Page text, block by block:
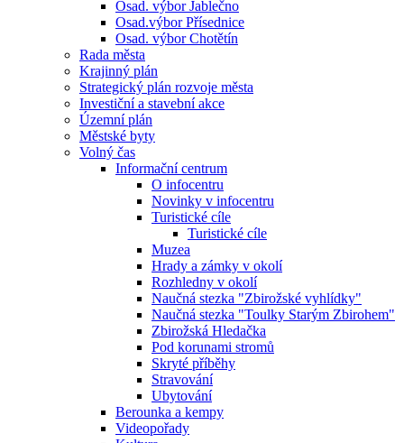
Osad. výbor Jablečno
Osad.výbor Přísednice
Osad. výbor Chotětín
Rada města
Krajinný plán
Strategický plán rozvoje města
Investiční a stavební akce
Územní plán
Městské byty
Volný čas
Informační centrum
O infocentru
Novinky v infocentru
Turistické cíle
Turistické cíle
Muzea
Hrady a zámky v okolí
Rozhledny v okolí
Naučná stezka "Zbirožské vyhlídky"
Naučná stezka "Toulky Starým Zbirohem"
Zbirožská Hledačka
Pod korunami stromů
Skryté příběhy
Stravování
Ubytování
Berounka a kempy
Videopořady